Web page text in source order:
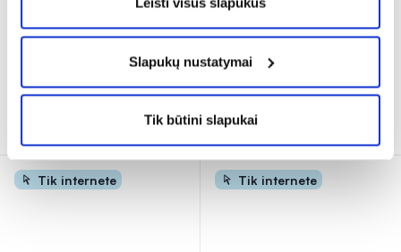
Slapukų nustatymai
Tik būtini slapukai
1,88 € 3,14 €
% PAPILDOMA NUOLAIDA
4,30 € 4,78 €
% PAPILDOMA NUOLAIDA
Išparduota
Tik internete Tik internete